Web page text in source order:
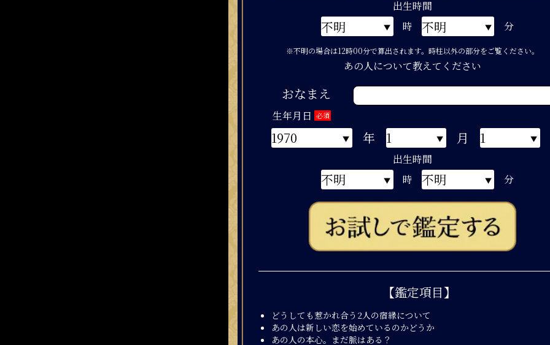
出生時間
時
分
※不明の場合は12時00分で算出されます。時柱以外の部分をご覧ください。
あの人について教えてください
おなまえ
生年月日 必須
年 月
出生時間
時
分
【鑑定項目】
どうしても惹かれ合う2人の宿縁について
あの人は新しい恋を始めているのかどうか
あの人の本心。まだ脈はある？